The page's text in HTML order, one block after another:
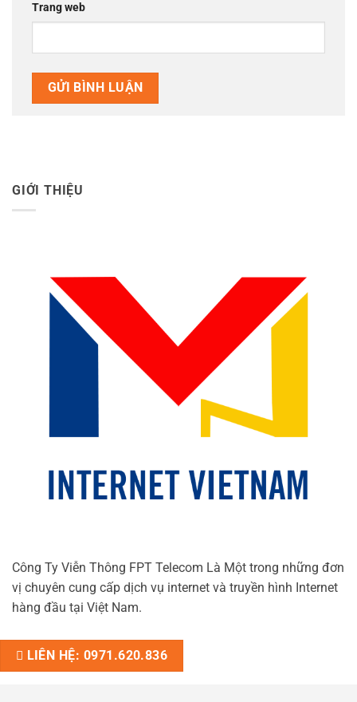
Trang web
GIỚI THIỆU
Công Ty Viễn Thông FPT Telecom Là Một trong những đơn
vị chuyên cung cấp dịch vụ internet và truyền hình Internet
hàng đầu tại Việt Nam.
LIÊN HỆ: 0971.620.836